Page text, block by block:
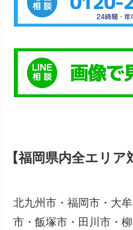
【福岡県内全エリア
北九州市・福岡市・大
市・飯塚市・田川市・